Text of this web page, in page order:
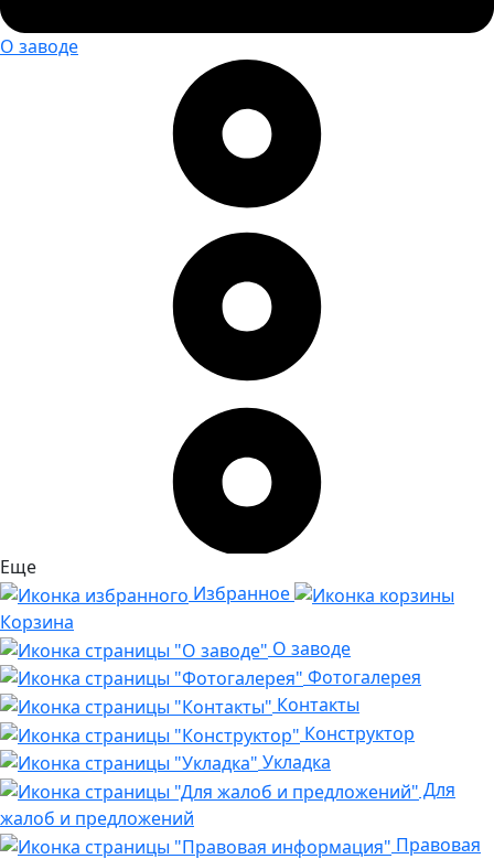
О заводе
Еще
Избранное
Корзина
О заводе
Фотогалерея
Контакты
Конструктор
Укладка
Для
жалоб и предложений
Правовая